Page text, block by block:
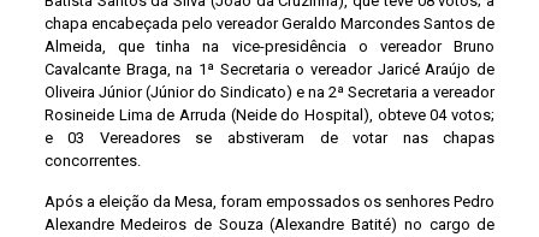
chapa encabeçada pelo vereador Geraldo Marcondes Santos de
Almeida, que tinha na vice-presidência o vereador Bruno
Cavalcante Braga, na 1ª Secretaria o vereador Jaricé Araújo de
Oliveira Júnior (Júnior do Sindicato) e na 2ª Secretaria a vereador
Rosineide Lima de Arruda (Neide do Hospital), obteve 04 votos;
e 03 Vereadores se abstiveram de votar nas chapas
concorrentes.
Após a eleição da Mesa, foram empossados os senhores Pedro
Alexandre Medeiros de Souza (Alexandre Batité) no cargo de